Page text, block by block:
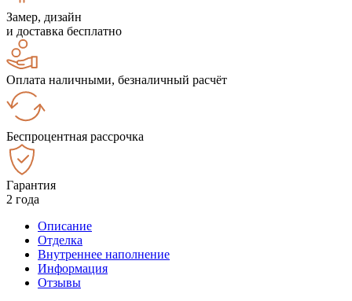
Замер, дизайн
и доставка бесплатно
Оплата наличными, безналичный расчёт
Беспроцентная рассрочка
Гарантия
2 года
Описание
Отделка
Внутреннее наполнение
Информация
Отзывы